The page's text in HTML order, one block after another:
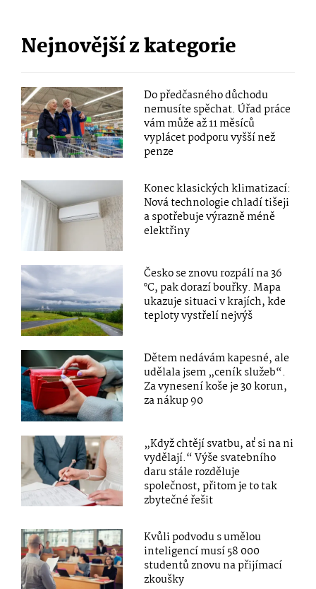
Nejnovější z kategorie
Do předčasného důchodu
nemusíte spěchat. Úřad práce
vám může až 11 měsíců
vyplácet podporu vyšší než
penze
Konec klasických klimatizací:
Nová technologie chladí tišeji
a spotřebuje výrazně méně
elektřiny
Česko se znovu rozpálí na 36
°C, pak dorazí bouřky. Mapa
ukazuje situaci v krajích, kde
teploty vystřelí nejvýš
Dětem nedávám kapesné, ale
udělala jsem „ceník služeb“.
Za vynesení koše je 30 korun,
za nákup 90
„Když chtějí svatbu, ať si na ni
vydělají.“ Výše svatebního
daru stále rozděluje
společnost, přitom je to tak
zbytečné řešit
Kvůli podvodu s umělou
inteligencí musí 58 000
studentů znovu na přijímací
zkoušky